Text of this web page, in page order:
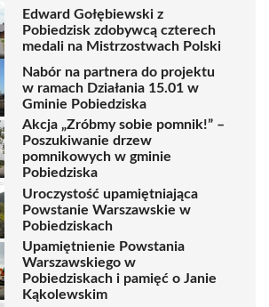
Edward Gołębiewski z
Pobiedzisk zdobywcą czterech
medali na Mistrzostwach Polski
Nabór na partnera do projektu
w ramach Działania 15.01 w
Gminie Pobiedziska
Akcja „Zróbmy sobie pomnik!” –
Poszukiwanie drzew
pomnikowych w gminie
Pobiedziska
Uroczystość upamiętniająca
Powstanie Warszawskie w
Pobiedziskach
Upamiętnienie Powstania
Warszawskiego w
Pobiedziskach i pamięć o Janie
Kąkolewskim